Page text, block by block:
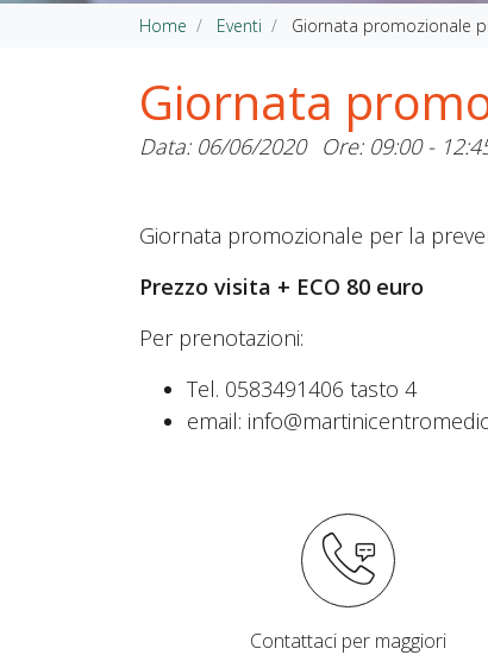
Home Eventi Giornata promozionale
Giornata
Data: 06/06/2020 Ore: 09:00 -
Giornata promozionale per la
Prezzo visita + ECO 80 euro
Per prenotazioni:
Tel. 0583491406 tasto 4
email:
Contattaci per maggiori